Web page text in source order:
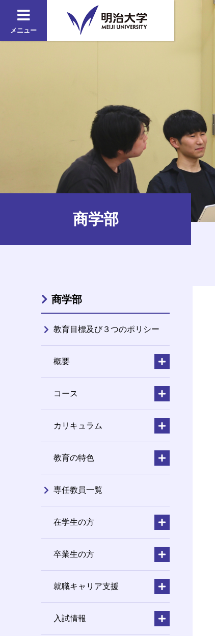
メニュー
商学部
商学部
教育目標及び３つのポリシー
概要
コース
カリキュラム
教育の特色
専任教員一覧
在学生の方
卒業生の方
就職キャリア支援
入試情報